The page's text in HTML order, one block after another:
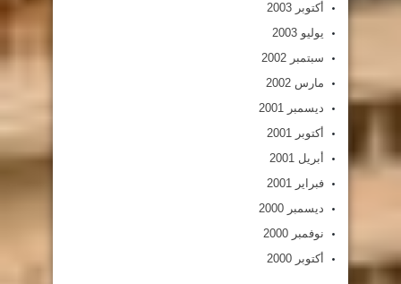
أكتوبر 2003
يوليو 2003
سبتمبر 2002
مارس 2002
ديسمبر 2001
أكتوبر 2001
أبريل 2001
فبراير 2001
ديسمبر 2000
نوفمبر 2000
أكتوبر 2000